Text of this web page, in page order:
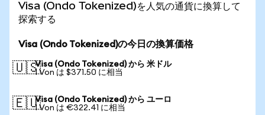
Visa (Ondo Tokenized)を人気の通貨に換算して
探索する
Visa (Ondo Tokenized)の今日の換算価格
🇺🇸Visa (Ondo Tokenized) から 米ドル
1 Von は $371.50 に相当
🇪🇺Visa (Ondo Tokenized) から ユーロ
1 Von は €322.41 に相当